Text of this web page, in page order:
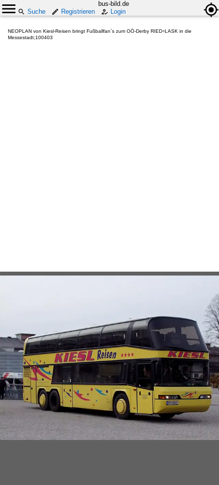
bus-bild.de
Suche
Registrieren Login
NEOPLAN von Kiesl-Reisen bringt Fußballfan´s zum OÖ-Derby RIED÷LASK in die
Messestadt;100403